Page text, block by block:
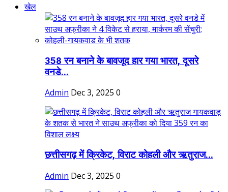
खेल
358 रन बनाने के बावजूद हार गया भारत, दूसरे
वनडे...
Admin Dec 3, 2025 0
छत्तीसगढ़ में क्रिकेट, विराट कोहली और ऋतुराज...
Admin Dec 3, 2025 0